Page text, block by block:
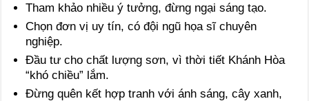
Tham khảo nhiều ý tưởng, đừng ngại sáng tạo.
Chọn đơn vị uy tín, có đội ngũ họa sĩ chuyên
nghiệp.
Đầu tư cho chất lượng sơn, vì thời tiết Khánh Hòa
“khó chiều” lắm.
Đừng quên kết hợp tranh với ánh sáng, cây xanh,